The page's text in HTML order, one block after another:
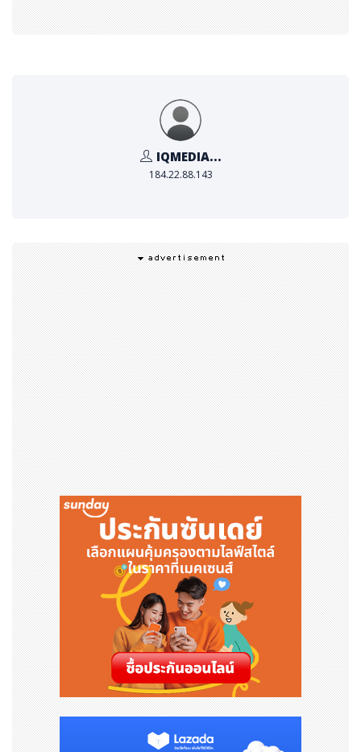
ภายใต้ความร่วมมือครั้งนี้ โตโยต้า และ อัล-ฟัตเตม มอเตอร์ส
รเติมเชื้อเพลิงไฮโดรเจนความเร็วสูงจะสามารถนำมาใช้ให้เกิ
ดประโยชน์สูงสุดได้อย่างไร เพื่อสนับสนุนยุทธศาสตร์ไฮโดรเจ
นแห่งชาติของสหรัฐอาหรับเอมิเรตส์ที่ตั้งเป้าให้ประเทศเป็นห
นึ่งในผู้ผลิตไฮโดรเจนรายใหญ่ที่สุดภายในปี 2574
ำเนินการสถานีดังกล่าวเมื่อสร้างแล้วเสร็จในปีนี้ ขณะที่สถา
นีแห่งที่สอง ณ ดูไบ กอล์ฟ ซิตี (Dubai Golf City) จะติดตั้
งเข้ากับระบบเติมเชื้อเพลิงไฮโดรเจนแบบเดิม
ทั้งนี้ แอดนอคได้จัดสรรเงินทุน 1.5 หมื่นล้านดอลลาร์ (5.5
หมื่นล้านดีแรห์มสหรัฐอาหรับเอมิเรตส์) เพื่อพัฒนาและเร่งผ
ลักดันโซลูชันคาร์บอนต่ำ ด้วยการลงทุนในเทคโนโลยีพลังงาน
ใหม่และการลดคาร์บอน เพื่อลดความเข้มข้นของคาร์บอนลง
25% ภายในปี 2573 และบรรลุเป้าหมายคาร์บอนสุทธิเป็นศูน
ย์ภายในปี 2593
เกี่ยวกับแอดนอค
แอดนอค (ADNOC) เป็นกลุ่มบริษัทปิโตรเคมีและพลังงานห
ลากหลายประเภทระดับแนวหน้า โดยมีรัฐอาบูดาบีเป็นเจ้าของ
ทั้งหมด วัตถุประสงค์ของแอดนอคคือการเพิ่มมูลค่าให้กับแห
ล่งไฮโดรคาร์บอนที่อุดมสมบูรณ์ในอาบูดาบี ผ่านการสำรวจแ
ละการผลิตด้วยความรับผิดชอบและยั่งยืน เพื่อสนับสนุนการเ
ติบโตและความหลากหลายทางเศรษฐกิจของสหรัฐอาหรับเอ
มิเรตส์ สามารถดูข้อมูลเพิ่มเติมได้ที่ www.adnoc.ae
สื่อมวลชนกรุณาติดต่อ: media@adnoc.ae
รูปภาพ - https://mma.prnewswire.com/media/21
IQMEDIA...
184.22.88.143